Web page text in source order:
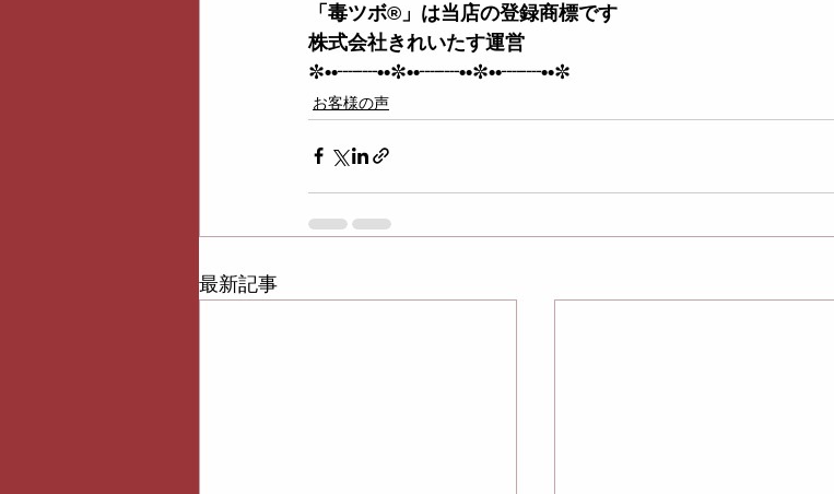
「毒ツボ®︎」は当店の登録商標です
株式会社きれいたす運営
✼••┈┈••✼••┈┈••✼••┈┈••✼
お客様の声
最新記事